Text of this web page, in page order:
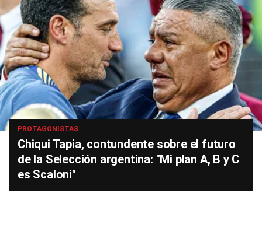
PROTAGONISTAS
Chiqui Tapia, contundente sobre el futuro
de la Selección argentina: "Mi plan A, B y C
es Scaloni"